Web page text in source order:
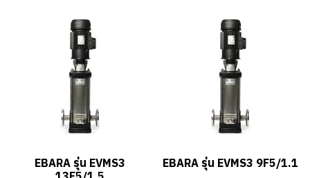
EBARA รุ่น EVMS3
EBARA รุ่น EVMS3 9F5/1.1